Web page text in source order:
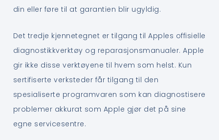
din eller føre til at garantien blir ugyldig.
Det tredje kjennetegnet er tilgang til Apples offisielle
diagnostikkverktøy og reparasjonsmanualer. Apple
gir ikke disse verktøyene til hvem som helst. Kun
sertifiserte verksteder får tilgang til den
spesialiserte programvaren som kan diagnostisere
problemer akkurat som Apple gjør det på sine
egne servicesentre.